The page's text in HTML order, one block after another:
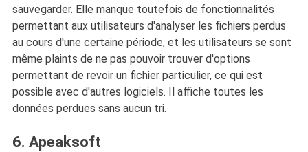
sauvegarder. Elle manque toutefois de fonctionnalités
permettant aux utilisateurs d'analyser les fichiers perdus
au cours d'une certaine période, et les utilisateurs se sont
même plaints de ne pas pouvoir trouver d'options
permettant de revoir un fichier particulier, ce qui est
possible avec d'autres logiciels. Il affiche toutes les
données perdues sans aucun tri.
6. Apeaksoft